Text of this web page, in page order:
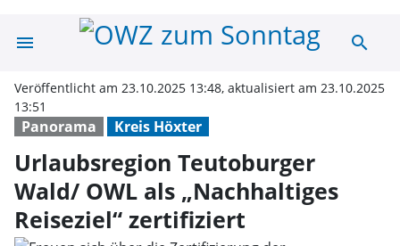
menu Urlaubsregion
search
Panorama Kreis Höxter
Veröffentlicht am 23.10.2025 13:48, aktualisiert am 23.10.2025
13:51
Urlaubsregion Teutoburger
Wald/ OWL als „Nachhaltiges
Reiseziel“ zertifiziert